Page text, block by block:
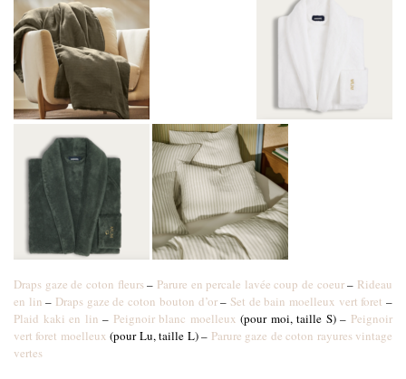
Draps gaze de coton fleurs– Parure en percale lavée coup de coeur– Rideau
en lin – Draps gaze de coton bouton d’or– Set de bain moelleux vert foret –
Plaid kaki en lin – Peignoir blanc moelleux (pour moi, taille S) – Peignoir
vert foret moelleux (pour Lu, taille L) – Parure gaze de coton rayures vintage
vertes